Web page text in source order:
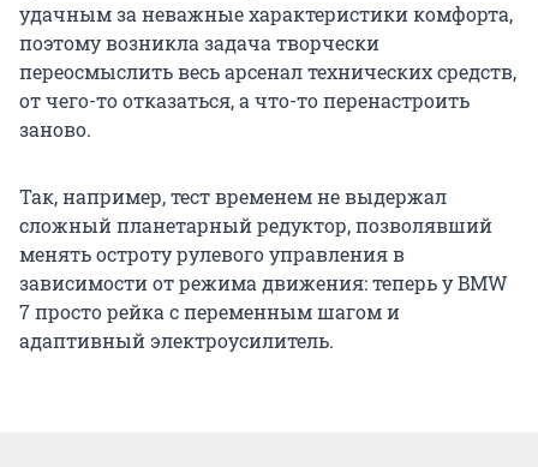
удачным за неважные характеристики комфорта,
поэтому возникла задача творчески
переосмыслить весь арсенал технических средств,
от чего-то отказаться, а что-то перенастроить
заново.
Так, например, тест временем не выдержал
сложный планетарный редуктор, позволявший
менять остроту рулевого управления в
зависимости от режима движения: теперь у BMW
7 просто рейка с переменным шагом и
адаптивный электроусилитель.